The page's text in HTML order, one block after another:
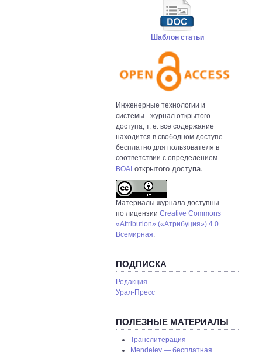
Шаблон статьи
Инженерные технологии и
системы - журнал открытого
доступа, т. е. все содержание
находится в свободном доступе
бесплатно для пользователя в
соответствии с определением
BOAI открытого доступа.
Материалы журнала доступны
по лицензии Creative Commons
«Attribution» («Атрибуция») 4.0
Всемирная.
ПОДПИСКА
Редакция
Урал-Пресс
ПОЛЕЗНЫЕ МАТЕРИАЛЫ
Транслитерация
Mendeley — бесплатная